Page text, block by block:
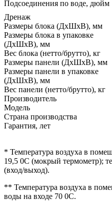
Подсоединения по воде, дюйм
Дренаж
Размеры блока (ДхШхВ), мм
Размеры блока в упаковке
(ДxШxВ), мм
Вес блока (нетто/брутто), кг
Размеры панели (ДхШхВ), мм
Размеры панели в упаковке
(ДxШxВ), мм
Вес панели (нетто/брутто), кг
Производитель
Модель
Страна производства
Гарантия, лет
* Температура воздуха в
19,5 0С (мокрый термометр);
(вход/выход).
** Температура воздуха в
воды на входе 70 0С.